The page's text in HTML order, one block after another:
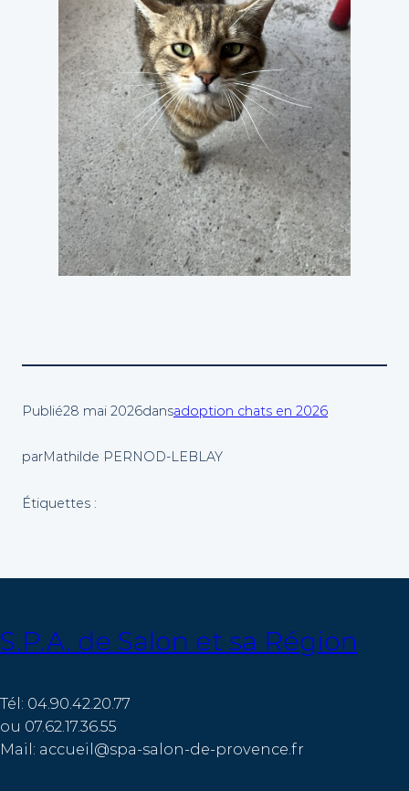
Publié28 mai 2026dansadoption chats en 2026
parMathilde PERNOD-LEBLAY
Étiquettes :
S.P.A. de Salon et sa Région
Tél: 04.90.42.20.77
ou 07.62.17.36.55
Mail: accueil@spa-salon-de-provence.fr